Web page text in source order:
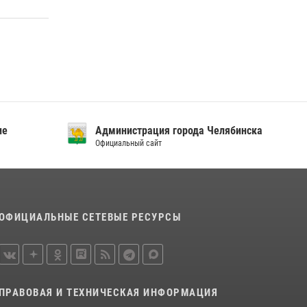
Администрация города Челябинска
Официальный сайт
СЕТЕВЫЕ РЕСУРСЫ
ПРАВОВАЯ И ТЕХНИЧЕСКАЯ ИНФОРМАЦИЯ